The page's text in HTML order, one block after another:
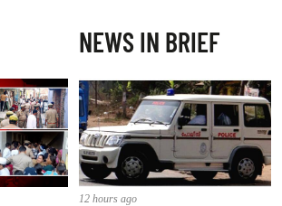
NEWS IN BRIEF
12 hours ago